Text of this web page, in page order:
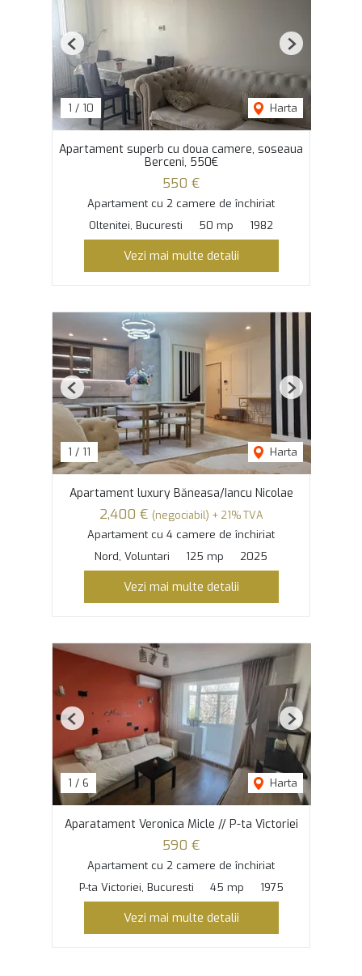
1 / 10 Harta
Previous Next
Apartament superb cu doua camere, soseaua
Berceni, 550€
550 €
Apartament cu 2 camere de închiriat
Oltenitei, Bucuresti
50 mp 1982
Vezi mai multe detalii
1 / 11 Harta
Previous Next
Apartament luxury Băneasa/Iancu Nicolae
2,400 € (negociabil) + 21% TVA
Apartament cu 4 camere de închiriat
Nord, Voluntari
125 mp 2025
Vezi mai multe detalii
1 / 6 Harta
Previous Next
Aparatament Veronica Micle // P-ta Victoriei
590 €
Apartament cu 2 camere de închiriat
P-ta Victoriei, Bucuresti
45 mp 1975
Vezi mai multe detalii